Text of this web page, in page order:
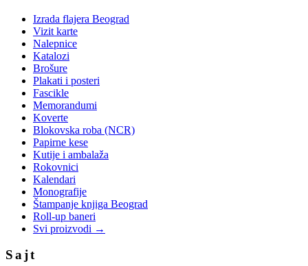
Izrada flajera Beograd
Vizit karte
Nalepnice
Katalozi
Brošure
Plakati i posteri
Fascikle
Memorandumi
Koverte
Blokovska roba (NCR)
Papirne kese
Kutije i ambalaža
Rokovnici
Kalendari
Monografije
Štampanje knjiga Beograd
Roll-up baneri
Svi proizvodi →
Sajt